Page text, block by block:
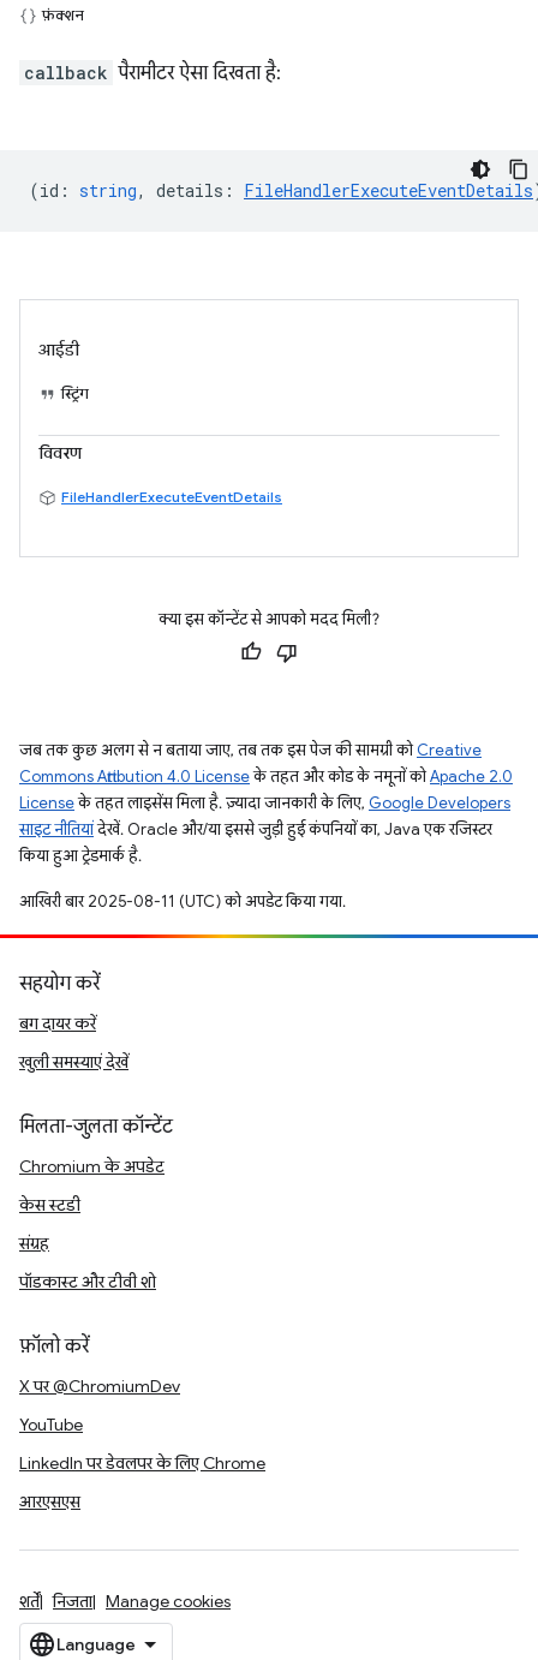
फ़ंक्शन
callback पैरामीटर ऐसा दिखता है:
(id : string, details : FileHandlerExecuteEventDetails
आईडी
स्ट्रिंग
विवरण
FileHandlerExecuteEventDetails
क्या इस कॉन्टेंट से आपको मदद मिली?
जब तक कुछ अलग से न बताया जाए, तब तक इस पेज की सामग्री कोCreative
Commons Attribution 4.0 Licenseके तहत और कोड के नमूनों कोApache 2.0
Licenseके तहत लाइसेंस मिला है. ज़्यादा जानकारी के लिए, Google Developers
साइट नीतियांदेखें. Oracle और/या इससे जुड़ी हुई कंपनियों का, Java एक रजिस्टर
किया हुआ ट्रेडमार्क है.
आखिरी बार 2025-08-11 (UTC) को अपडेट किया गया.
सहयोग करें
बग दायर करें
खुली समस्याएं देखें
मिलता-जुलता कॉन्टेंट
Chromium के अपडेट
केस स्टडी
संग्रह
पॉडकास्ट और टीवी शो
फ़ॉलो करें
X पर @ChromiumDev
YouTube
LinkedIn पर डेवलपर के लिए Chrome
आरएसएस
शर्तें निजता Manage cookies